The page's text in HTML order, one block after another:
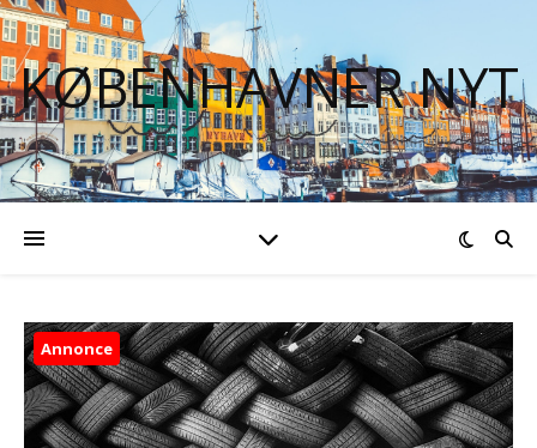
KØBENHAVNER NYT
Annonce